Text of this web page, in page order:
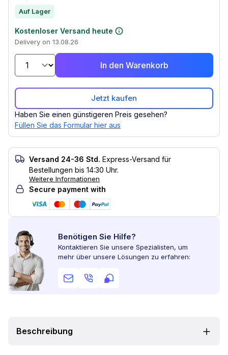
Auf Lager
Kostenloser Versand heute
Delivery on 13.08.26
In den Warenkorb
Jetzt kaufen
Haben Sie einen günstigeren Preis gesehen?
Füllen Sie das Formular hier aus
Versand 24-36 Std. Express-Versand für
Bestellungen bis 14:30 Uhr.
Weitere Informationen
Secure payment with
Benötigen Sie Hilfe?
Kontaktieren Sie unsere Spezialisten, um
mehr über unsere Lösungen zu erfahren:
Beschreibung